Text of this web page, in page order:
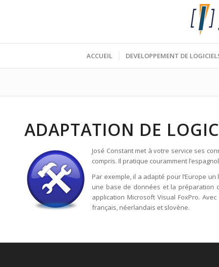
ACCUEIL DEVELOPPEMENT DE
ADAPTATION DE
José Constant met à votre service ses
compris. Il pratique couramment
Par exemple, il a adapté pour l’Europe
une base de données et la préparation
application Microsoft Visual FoxPro.
français, néerlandais et slovène.